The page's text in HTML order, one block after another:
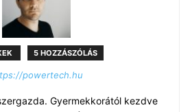
5 HOZZÁSZÓLÁS
powertech.hu
Gyermekkorától kezdve